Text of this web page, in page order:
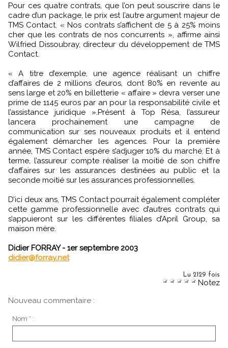
Pour ces quatre contrats, que l’on peut souscrire dans le
cadre d’un package, le prix est l’autre argument majeur de
TMS Contact. « Nos contrats s’affichent de 5 à 25% moins
cher que les contrats de nos concurrents », affirme ainsi
Wilfried Dissoubray, directeur du développement de TMS
Contact.
« A titre d’exemple, une agence réalisant un chiffre
d’affaires de 2 millions d’euros, dont 80% en revente au
sens large et 20% en billetterie « affaire » devra verser une
prime de 1145 euros par an pour la responsabilité civile et
l’assistance juridique ».Présent à Top Résa, l’assureur
lancera prochainement une campagne de
communication sur ses nouveaux produits et il entend
également démarcher les agences. Pour la première
année, TMS Contact espère s’adjuger 10% du marché. Et à
terme, l’assureur compte réaliser la moitié de son chiffre
d’affaires sur les assurances destinées au public et la
seconde moitié sur les assurances professionnelles.
D’ici deux ans, TMS Contact pourrait également compléter
cette gamme professionnelle avec d’autres contrats qui
s’appuieront sur les différentes filiales d’April Group, sa
maison mère.
Didier FORRAY - 1er septembre 2003
didier@forray.net
Lu 2129 fois
Notez
Nouveau commentaire :
Nom * :